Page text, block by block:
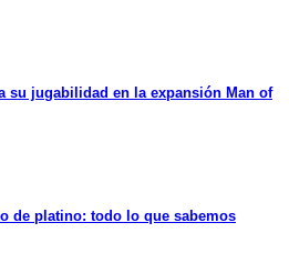
su jugabilidad en la expansión Man of
de platino: todo lo que sabemos